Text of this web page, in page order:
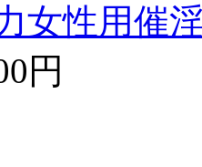
女性用催
円